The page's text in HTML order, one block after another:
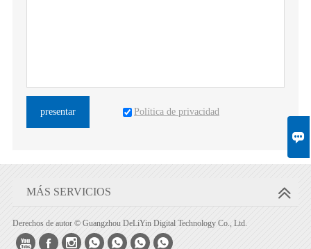

presentar Política de privacidad
MÁS SERVICIOS
Derechos de autor © Guangzhou DeLiYin Digital Technology Co., Ltd.
      